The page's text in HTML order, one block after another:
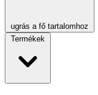
ugrás a fő tartalomhoz
Termékek